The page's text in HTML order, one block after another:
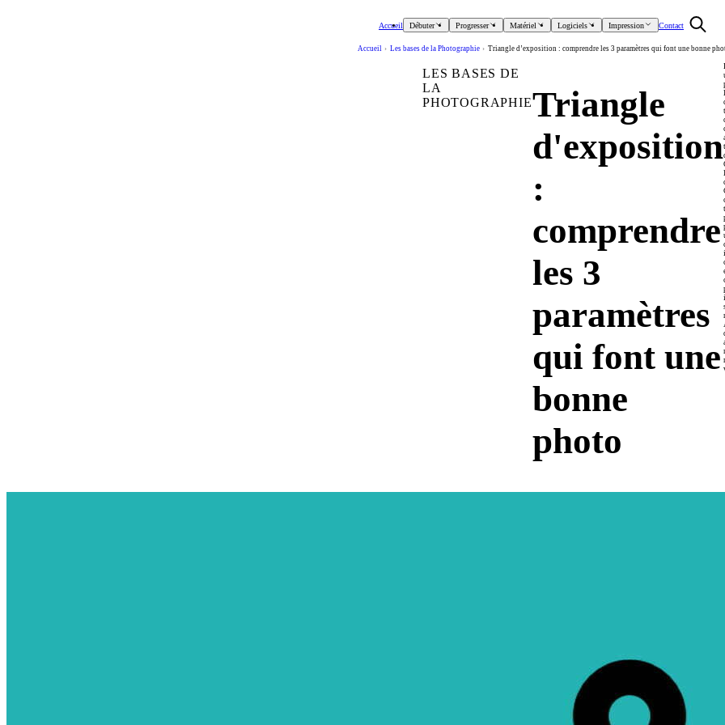
Accueil Débuter Progresser Matériel Logiciels Impression Contact
Accueil › Les bases de la Photographie › Triangle d’exposition : comprendre les 3 paramètres qui font une bonne
LES BASES DE
LA
PHOTOGRAPHIETriangle
d'exposition
:
comprendre
les 3
paramètres
qui font une
bonne
photo